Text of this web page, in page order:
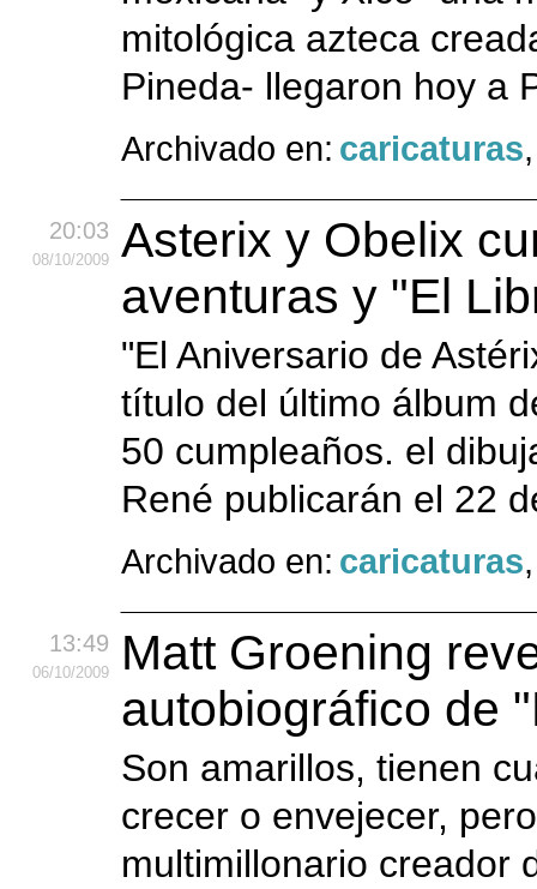
mitológica azteca
Pineda- llegaron hoy a
Archivado en: caricaturas
20:03
08/10/2009
Asterix y Obelix
aventuras y "El
"El Aniversario de
título del último álbum
50 cumpleaños. el
René publicarán el 22
Archivado en: caricaturas
13:49
06/10/2009
Matt Groening
autobiográfico de
Son amarillos, tienen
crecer o envejecer,
multimillonario creador